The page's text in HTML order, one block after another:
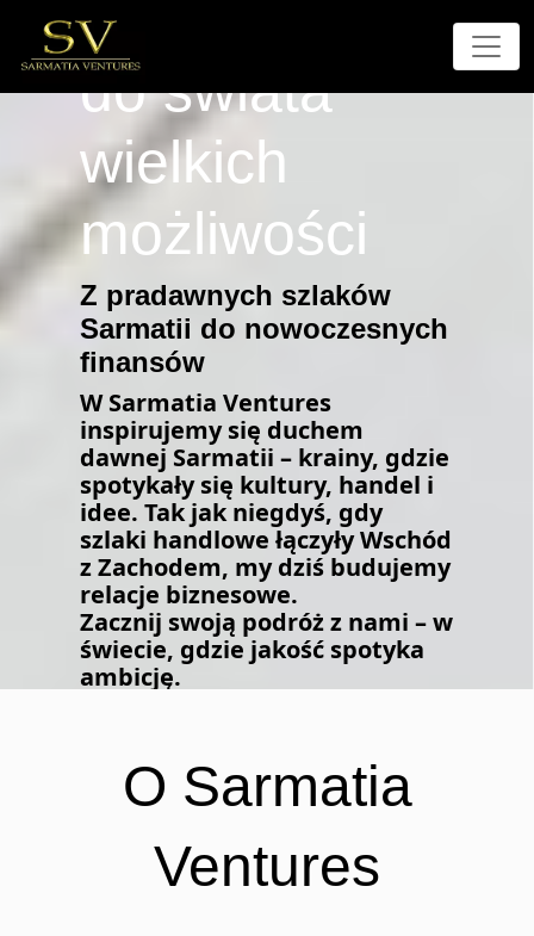
Twoja podróż
do świata
wielkich
możliwości
Z pradawnych szlaków
Sarmatii do nowoczesnych
finansów
W Sarmatia Ventures
inspirujemy się duchem
dawnej Sarmatii – krainy, gdzie
spotykały się kultury, handel i
idee. Tak jak niegdyś, gdy
szlaki handlowe łączyły Wschód
z Zachodem, my dziś budujemy
relacje biznesowe.
Zacznij swoją podróż z nami – w
świecie, gdzie jakość spotyka
ambicję.
O Sarmatia
Ventures